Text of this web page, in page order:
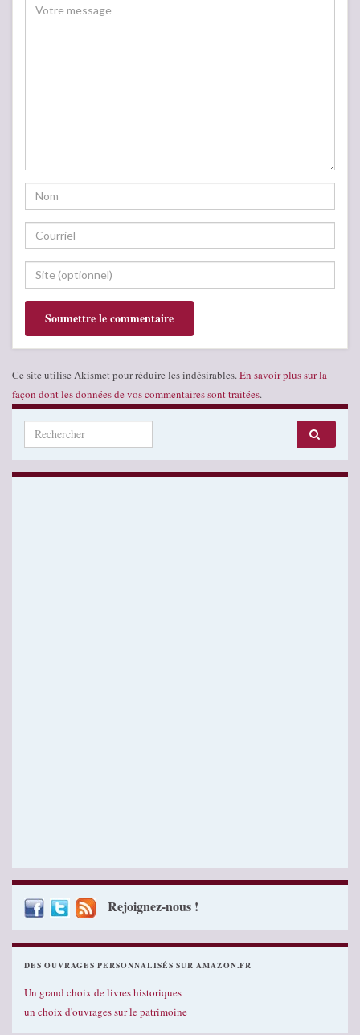
Ce site utilise Akismet pour réduire les indésirables. En savoir plus sur la
façon dont les données de vos commentaires sont traitées.
Search for:
Rejoignez-nous !
DES OUVRAGES PERSONNALISÉS SUR AMAZON.FR
Un grand choix de livres historiques
un choix d'ouvrages sur le patrimoine